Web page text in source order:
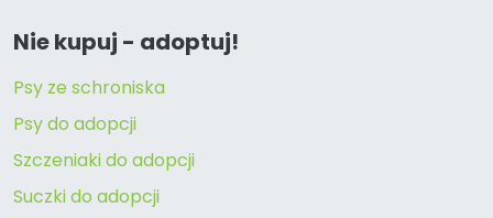
Nie kupuj - adoptuj!
Psy ze schroniska
Psy do adopcji
Szczeniaki do adopcji
Suczki do adopcji